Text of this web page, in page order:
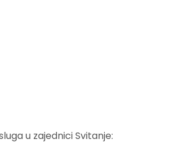
u zajednici Svitanje: